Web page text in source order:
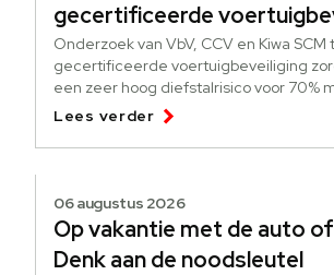
gecertificeerde
Onderzoek van VbV, CCV en Kiwa SCM
gecertificeerde voertuigbeveiliging
een zeer hoog diefstalrisico voor 70%
Lees verder
06 augustus 2026
Op vakantie met de auto
Denk aan de noodsleutel